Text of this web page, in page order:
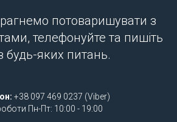
потоваришувати з
телефонуйте та пишіть
будь-яких питань.
+38 097 469 0237 (Viber)
Пн-Пт: 10:00 - 19:00